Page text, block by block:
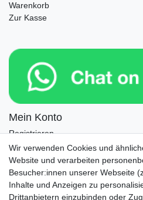
Warenkorb
Zur Kasse
Mein Konto
Registrieren
Login
Newsletter
Wir verwenden Cookies und
Website und verarbeiten
Besucher:innen unserer Webseite
Inhalte und Anzeigen zu
Drittanbietern einzubinden oder